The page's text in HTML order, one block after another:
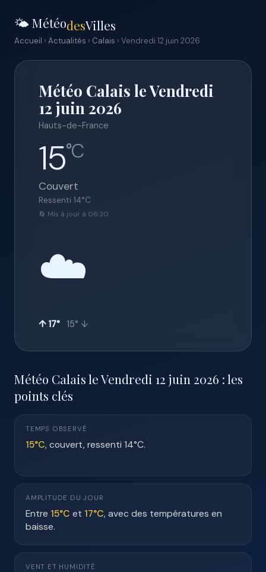
🌤️ MétéodesVilles
Accueil › Actualités › Calais › Vendredi 12 juin 2026
Météo Calais le Vendredi
12 juin 2026
Hauts-de-France
15°C
Couvert
Ressenti 14°C
🔄 Mis à jour à 06:30
☁️
↑ 17° 15° ↓
Météo Calais le Vendredi 12 juin 2026 : les
points clés
TEMPS OBSERVÉ
15°C, couvert, ressenti 14°C.
AMPLITUDE DU JOUR
Entre 15°C et 17°C, avec des températures en
baisse.
VENT ET HUMIDITÉ